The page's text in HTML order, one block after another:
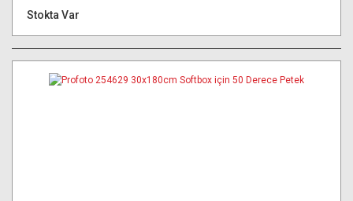
Stokta Var